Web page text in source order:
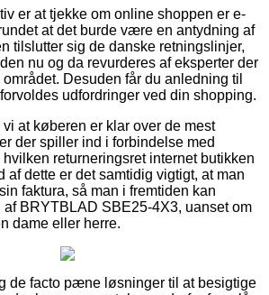
er at tjekke om online shoppen er e-
at det burde være en antydning af
tilslutter sig de danske retningslinjer,
nu og da revurderes af eksperter der
Desuden får du anledning til
udfordringer ved din shopping.
at køberen er klar over de mest
der spiller ind i forbindelse med
returneringsret internet butikken
af dette er det samtidig vigtigt, at man
faktura, så man i fremtiden kan
BRYTBLAD SBE25-4X3, uanset om
dame eller herre.
de facto pæne løsninger til at besigtige